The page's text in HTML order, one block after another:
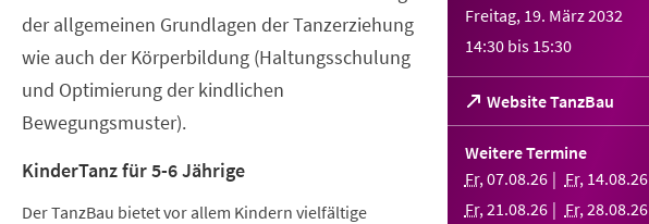
Freitag, 19. März 2032
14:30 bis 15:30
Website TanzBau
(Öffnet
in
einem
Tab)
Weitere Termine
Fr,07.08.26 Fr, 14.08.26
Fr,21.08.26 Fr,28.08.26
der allgemeinen Grundlagen der Tanzerziehung
wie auch der Körperbildung (Haltungsschulung
und Optimierung der kindlichen
Bewegungsmuster).
KinderTanz für 5-6 Jährige
Der TanzBau bietet vor allem Kindern vielfältige